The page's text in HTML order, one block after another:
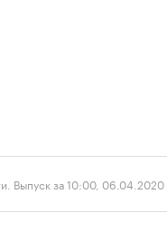
Выпуск за 10:00, 06.04.2020